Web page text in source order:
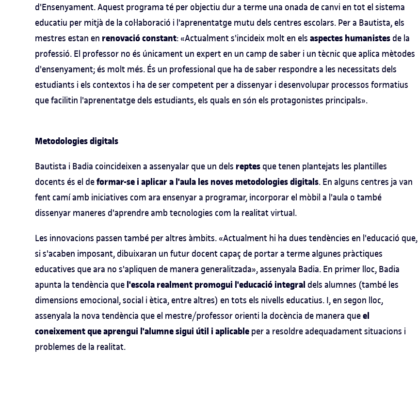
d'Ensenyament. Aquest programa té per objectiu dur a terme una onada de canvi en tot el sistema
educatiu per mitjà de la col·laboració i l'aprenentatge mutu dels centres escolars. Per a Bautista, els
mestres estan en renovació constant: «Actualment s'incideix molt en els aspectes humanistes de la
professió. El professor no és únicament un expert en un camp de saber i un tècnic que aplica mètodes
d'ensenyament; és molt més. És un professional que ha de saber respondre a les necessitats dels
estudiants i els contextos i ha de ser competent per a dissenyar i desenvolupar processos formatius
que facilitin l'aprenentatge dels estudiants, els quals en són els protagonistes principals».
Metodologies digitals
Bautista i Badia coincideixen a assenyalar que un dels reptes que tenen plantejats les plantilles
docents és el deformar-se i aplicar a l'aula les noves metodologies digitals. En alguns centres ja van
fent camí amb iniciatives com ara ensenyar a programar, incorporar el mòbil a l'aula o també
dissenyar maneres d'aprendre amb tecnologies com la realitat virtual.
Les innovacions passen també per altres àmbits. «Actualment hi ha dues tendències en l'educació que,
si s'acaben imposant, dibuixaran un futur docent capaç de portar a terme algunes pràctiques
educatives que ara no s'apliquen de manera generalitzada», assenyala Badia. En primer lloc, Badia
apunta la tendència que l'escola realment promogui l'educació integral dels alumnes (també les
dimensions emocional, social i ètica, entre altres) en tots els nivells educatius. I, en segon lloc,
assenyala la nova tendència que el mestre/professor orienti la docència de manera queel
coneixement que aprengui l'alumne sigui útil i aplicable per a resoldre adequadament situacions i
problemes de la realitat.